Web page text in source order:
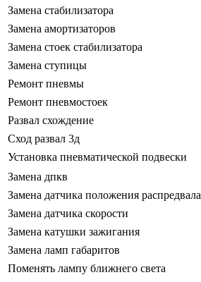
Замена стабилизатора
Замена амортизаторов
Замена стоек стабилизатора
Замена ступицы
Ремонт пневмы
Ремонт пневмостоек
Развал схождение
Сход развал 3д
Установка пневматической подвески
Замена дпкв
Замена датчика положения распредвала
Замена датчика скорости
Замена катушки зажигания
Замена ламп габаритов
Поменять лампу ближнего света